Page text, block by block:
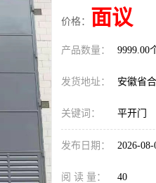
价格： 面议
产品数量： 9999.00
发货地址： 安徽省
关键词： 平开门
发布日期： 2026-08-
阅 读 量： 40